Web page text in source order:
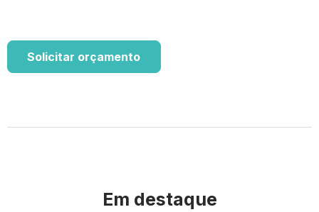
Solicitar orçamento
Em destaque